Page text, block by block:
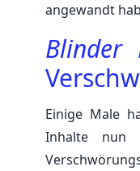
angewandt
Blinder
Einige Male
Inhalte nun